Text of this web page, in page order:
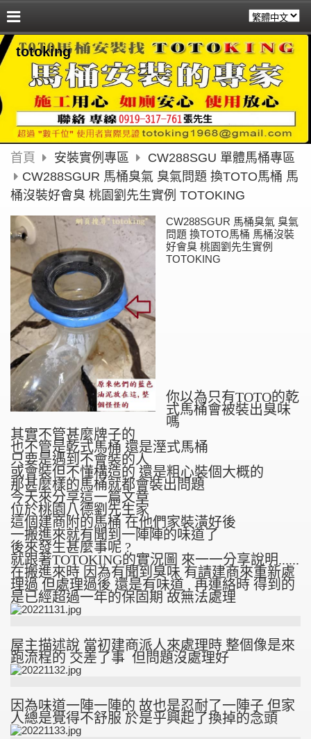
totoking
首頁 安裝實例專區
CW288SGU 單體馬桶專區
CW288SGUR 馬桶臭氣 臭氣問題 換TOTO馬桶 馬
桶沒裝好會臭 桃園劉先生實例 TOTOKING
CW288SGUR 馬桶臭氣 臭氣
問題 換TOTO馬桶 馬桶沒裝
好會臭 桃園劉先生實例
TOTOKING
你以為只有TOTO的乾
式馬桶會被裝出臭味
嗎
其實不管甚麼牌子的
也不管是乾式馬桶 還是溼式馬桶
只要是遇到不會裝的人
或會裝但不懂構造的 還是粗心裝個大概的
那甚麼樣的馬桶就都會裝出問題
今天來分享這一篇文章
位於桃園八德劉先生家
這個建商附的馬桶 在他們家裝潢好後
一搬進來就有聞到一陣陣的味道了
後來發生甚麼事呢 ?
就跟著TOTOKING的實況圖 來一一分享說明......
在搬進來時 因為有聞到臭味 有請建商來重新處
理過 但處理過後 還是有味道 , 再連絡時 得到的
是已經超過一年的保固期 故無法處理
屋主描述說 當初建商派人來處理時 整個像是來
跑流程的 交差了事 但問題沒處理好
因為味道一陣一陣的 故也是忍耐了一陣子 但家
人總是覺得不舒服 於是乎興起了換掉的念頭